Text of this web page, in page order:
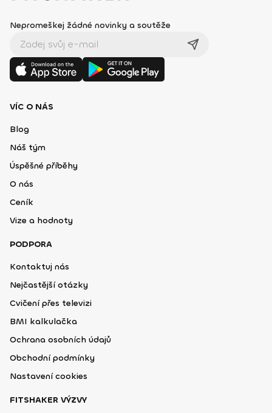
Nepromeškej žádné novinky a soutěže
VÍC O NÁS
Blog
Náš tým
Úspěšné příběhy
O nás
Ceník
Vize a hodnoty
PODPORA
Kontaktuj nás
Nejčastější otázky
Cvičení přes televizi
BMI kalkulačka
Ochrana osobních údajů
Obchodní podmínky
Nastavení cookies
FITSHAKER VÝZVY